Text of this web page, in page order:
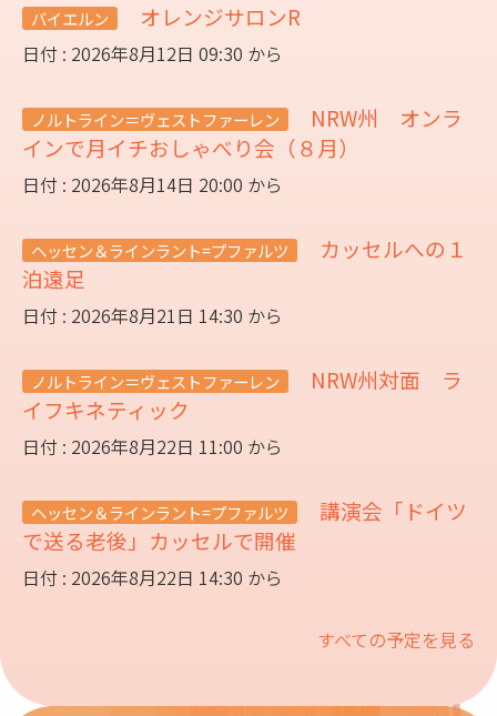
バイエルン オレンジサロンR
日付 : 2026年8月12日 09:30 から
ノルトライン＝ヴェストファーレン
NRW州 オンラ
インで月イチおしゃべり会（８月）
日付 : 2026年8月14日 20:00 から
ヘッセン＆ラインラント=プファルツ
カッセルへの１
泊遠足
日付 : 2026年8月21日 14:30 から
ノルトライン＝ヴェストファーレン
NRW州対面 ラ
イフキネティック
日付 : 2026年8月22日 11:00 から
ヘッセン＆ラインラント=プファルツ
講演会「ドイツ
で送る老後」カッセルで開催
日付 : 2026年8月22日 14:30 から
すべての予定を見る